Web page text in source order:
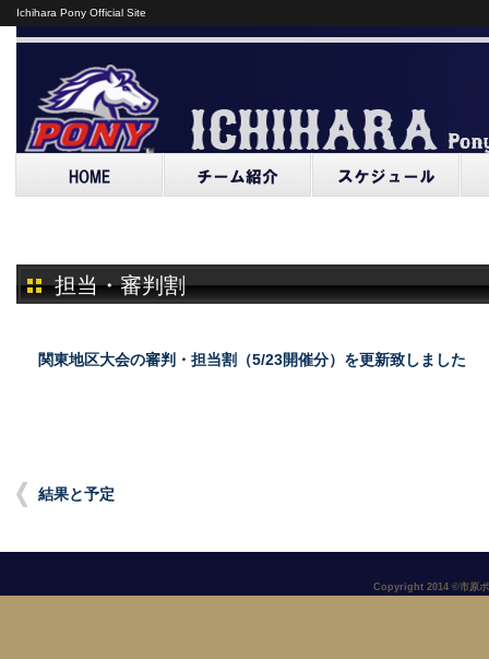
Ichihara Pony Official Site
担当・審判割
関東地区大会の審判・担当割（5/23開催分）を更新致しました
結果と予定
Copyright 2014 ©市原